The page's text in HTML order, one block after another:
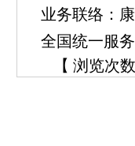
业务联络：
全国统一服
【 浏览次